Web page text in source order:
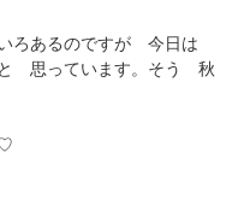
ろあるのですが 今日は
と 思っています。そう 秋